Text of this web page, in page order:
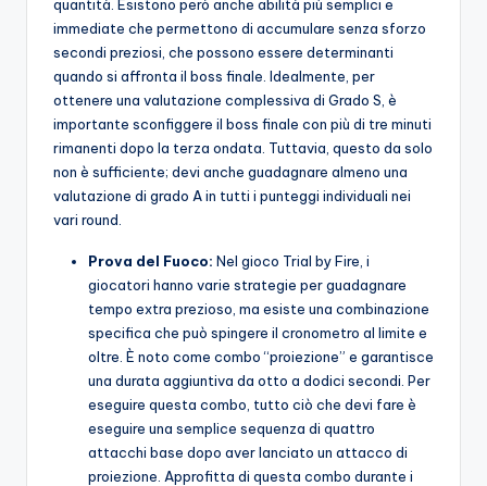
quantità. Esistono però anche abilità più semplici e
immediate che permettono di accumulare senza sforzo
secondi preziosi, che possono essere determinanti
quando si affronta il boss finale. Idealmente, per
ottenere una valutazione complessiva di Grado S, è
importante sconfiggere il boss finale con più di tre minuti
rimanenti dopo la terza ondata. Tuttavia, questo da solo
non è sufficiente; devi anche guadagnare almeno una
valutazione di grado A in tutti i punteggi individuali nei
vari round.
Prova del Fuoco: Nel gioco Trial by Fire, i
giocatori hanno varie strategie per guadagnare
tempo extra prezioso, ma esiste una combinazione
specifica che può spingere il cronometro al limite e
oltre. È noto come combo “proiezione” e garantisce
una durata aggiuntiva da otto a dodici secondi. Per
eseguire questa combo, tutto ciò che devi fare è
eseguire una semplice sequenza di quattro
attacchi base dopo aver lanciato un attacco di
proiezione. Approfitta di questa combo durante i